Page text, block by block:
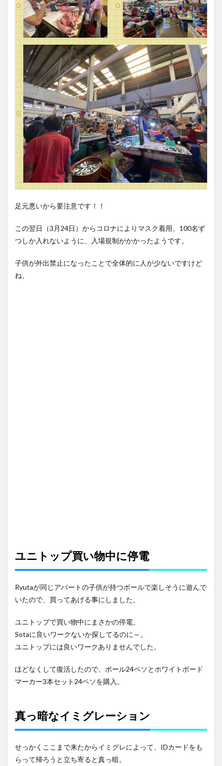
が！！！！
10
3月
23日
の出
費
足元悪いから要注意です！！
この翌日（3月24日）からコロナによりマスク着用、100名ず
つしか入れないように、入場規制がかかったようです。
子供が外出禁止になったことで全体的に人が少ないですけど
ね。
ユニトップ買い物中に停電
Ryutaが同じアパートの子供が持つボールで楽しそうに遊んで
いたので、買ってあげる事にしました。
ユニトップで買い物中にまさかの停電。
Sotaに良いワークないか探してるのに～。
ユニトップには良いワークありませんでした。
ほどなくして復活したので、ボール24ペソとホワイトボード
マーカー3本セット24ペソを購入。
真っ暗なイミグレーション
せっかくここまで来たからイミグレによって、IDカードをも
らって帰ろうと立ち寄ると真っ暗。